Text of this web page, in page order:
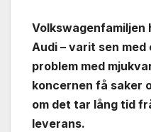
Volkswagenfamiljen
Audi – varit sen
problem med
koncernen få saker
om det tar lång tid
leverans.